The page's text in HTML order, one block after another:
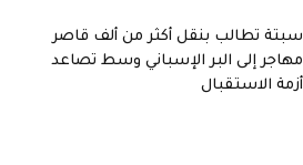
سبتة تطالب بنقل أكثر من ألف قاصر
مهاجر إلى البر الإسباني وسط تصاعد
أزمة الاستقبال